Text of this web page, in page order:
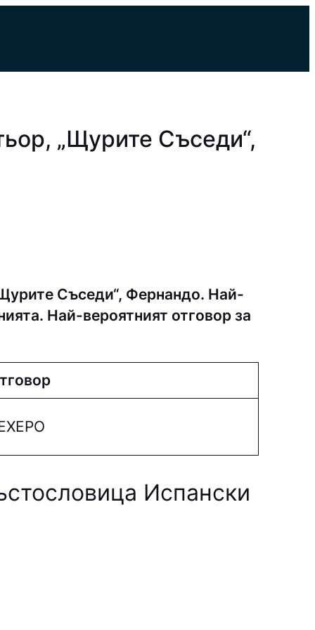
„Щурите Съседи“,
Съседи“, Фернандо. Най-
Най-вероятният отговор за
Испански